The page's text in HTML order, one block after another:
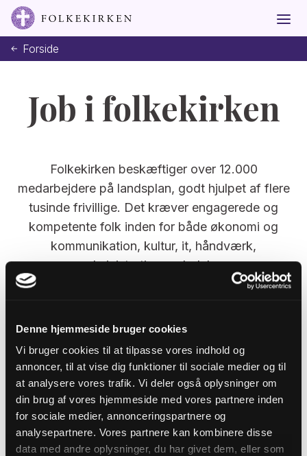
Denne hjemmeside bruger cookies
Vi bruger cookies til at tilpasse vores indhold og
annoncer, til at vise dig funktioner til sociale medier og til
at analysere vores trafik. Vi deler også oplysninger om
din brug af vores hjemmeside med vores partnere inden
for sociale medier, annonceringspartnere og
analysepartnere. Vores partnere kan kombinere disse
data med andre oplysninger, du har givet dem, eller som
Forside
Job i folkekirken
Folkekirken beskæftiger over 12.000
medarbejdere på landsplan, godt hjulpet af flere
tusinde frivillige. Det kræver engagerede og
kompetente folk inden for både økonomi og
kommunikation, kultur, it, håndværk,
administration og ledelse.
Læs mere om,
hvem der arbejder i kirken her.
herunder.
Stillingsopslagene er et udtræk fra Jobnet. Når
stillingsopslaget ligger der, er det også at finde
nedenfor.